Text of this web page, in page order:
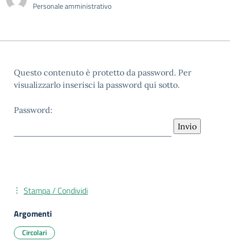
Personale amministrativo
Questo contenuto è protetto da password. Per
visualizzarlo inserisci la password qui sotto.
Password:
Stampa / Condividi
Argomenti
Circolari